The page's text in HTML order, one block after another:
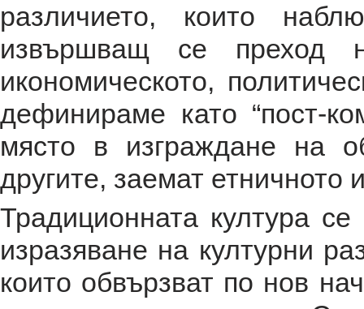
различието, които
извършващ се преход
икономическото,
дефинираме като “пост-
място в изграждане на
другите, заемат етничното
Традиционната култура
изразяване на културни
които обвързват по нов